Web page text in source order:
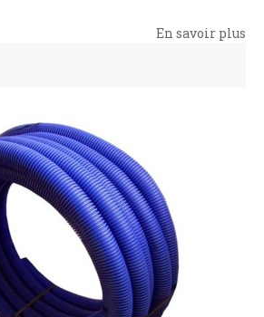
En savoir plus